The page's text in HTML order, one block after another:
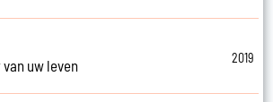
van uw leven
2019